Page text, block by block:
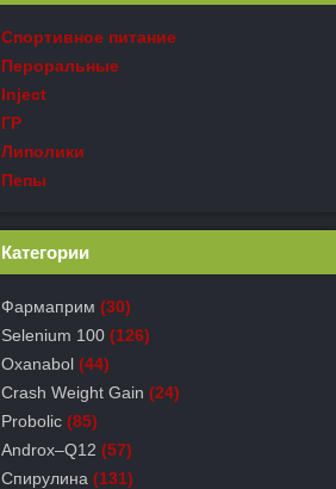
Спортивное питание
Пероральные
Inject
ГР
Липолики
Пепы
Категории
Фармаприм (30)
Selenium 100 (126)
Oxanabol (44)
Crash Weight Gain (24)
Probolic (85)
Androx–Q12 (57)
Спирулина (131)